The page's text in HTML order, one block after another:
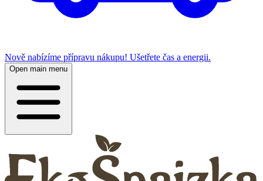
Nově nabízíme přípravu nákupu! Ušetřete čas a energii.
Open main menu